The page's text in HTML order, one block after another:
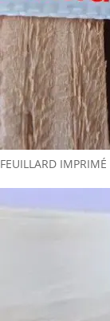
FEUILLARD IMPRIMÉ